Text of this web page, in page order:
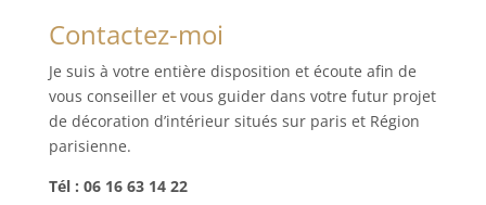
Contactez-moi
Je suis à votre entière disposition et écoute afin de
vous conseiller et vous guider dans votre futur projet
de décoration d’intérieur situés sur paris et Région
parisienne.
Tél : 06 16 63 14 22